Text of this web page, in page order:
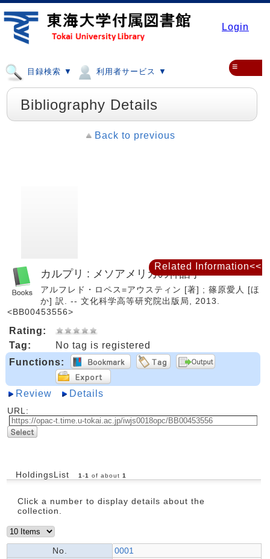
Login
目録検索 ▼ 利用者サービス ▼ ≡
Bibliography Details
Back to previous
カルプリ : メソアメリカの神話学
アルフレド・ロペス=アウスティン [著] ; 篠原愛人 [ほ
か] 訳. -- 文化科学高等研究院出版局, 2013.
<BB00453556>
Rating:
Tag:
No tag is registered
Functions:
Review Details
URL:
HoldingsList 1 -1 of about 1
Click a number to display details about the
collection.
No.
0001
Related Information<<